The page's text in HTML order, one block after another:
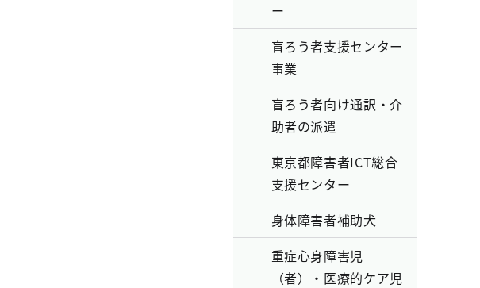
ー
盲ろう者支援センター
事業
盲ろう者向け通訳・介
助者の派遣
東京都障害者ICT総合
支援センター
身体障害者補助犬
重症心身障害児
（者）・医療的ケア児